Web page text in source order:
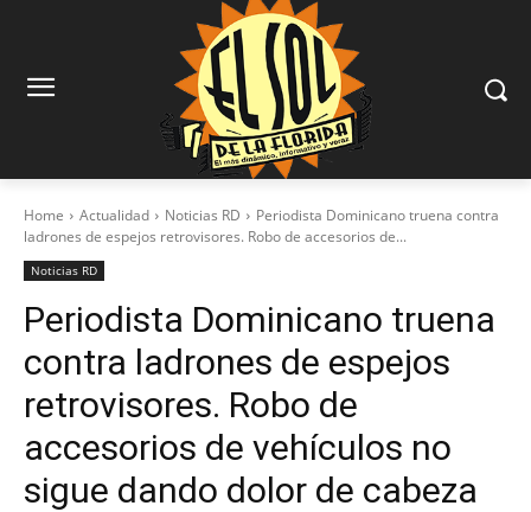
Home Actualidad Noticias RD
Periodista Dominicano truena contra
ladrones de espejos retrovisores. Robo de accesorios de...
Noticias RD
Periodista Dominicano truena
contra ladrones de espejos
retrovisores. Robo de
accesorios de vehículos no
sigue dando dolor de cabeza